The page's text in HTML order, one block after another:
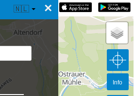
×
🇳🇱
Info